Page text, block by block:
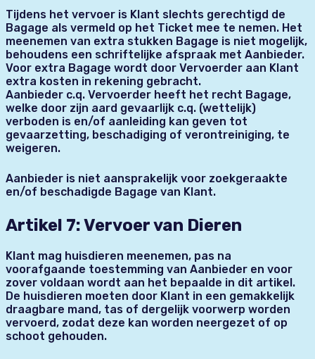
Tijdens het vervoer is Klant slechts gerechtigd de
Bagage als vermeld op het Ticket mee te nemen. Het
meenemen van extra stukken Bagage is niet mogelijk,
behoudens een schriftelijke afspraak met Aanbieder.
Voor extra Bagage wordt door Vervoerder aan Klant
extra kosten in rekening gebracht.
Aanbieder c.q. Vervoerder heeft het recht Bagage,
welke door zijn aard gevaarlijk c.q. (wettelijk)
verboden is en/of aanleiding kan geven tot
gevaarzetting, beschadiging of verontreiniging, te
weigeren.
Aanbieder is niet aansprakelijk voor zoekgeraakte
en/of beschadigde Bagage van Klant.
Artikel 7: Vervoer van Dieren
Klant mag huisdieren meenemen, pas na
voorafgaande toestemming van Aanbieder en voor
zover voldaan wordt aan het bepaalde in dit artikel.
De huisdieren moeten door Klant in een gemakkelijk
draagbare mand, tas of dergelijk voorwerp worden
vervoerd, zodat deze kan worden neergezet of op
schoot gehouden.